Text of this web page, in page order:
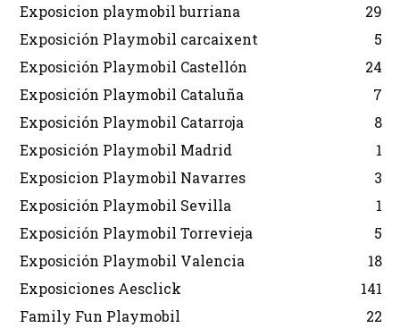
Exposicion playmobil burriana
29
Exposición Playmobil carcaixent
5
Exposición Playmobil Castellón
24
Exposición Playmobil Cataluña
7
Exposición Playmobil Catarroja
8
Exposición Playmobil Madrid
1
Exposicion Playmobil Navarres
3
Exposición Playmobil Sevilla
1
Exposición Playmobil Torrevieja
5
Exposición Playmobil Valencia
18
Exposiciones Aesclick
141
Family Fun Playmobil
22